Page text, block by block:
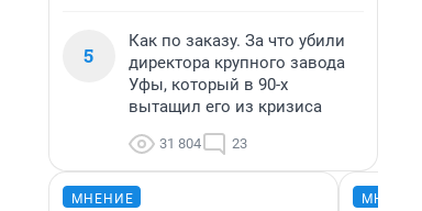
5
Как по заказу. За что убили
директора крупного завода
Уфы, который в 90-х
вытащил его из кризиса
31 804 23
МНЕНИЕ